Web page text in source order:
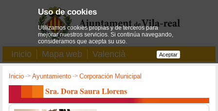
Inicio Mapa web Valencià
Inicio ->Ayuntamiento ->Corporación Municipal
Sra. Dora Saura Llorens
Uso de cookies
Utilizamos cookies propias y de terceros para
mejorar nuestros servicios. Si continúa navegando,
consideramos que acepta su uso.
Aceptar